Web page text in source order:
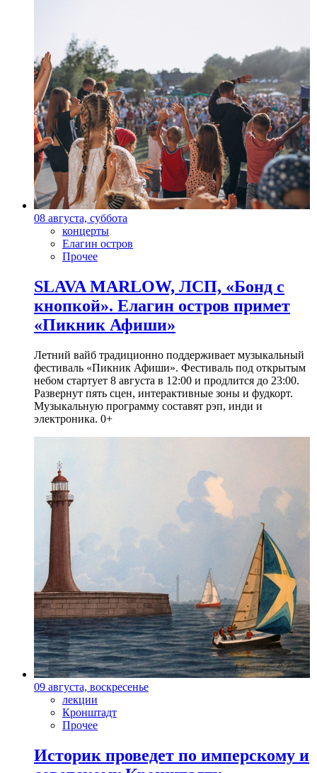
08 августа, суббота
концерты
Елагин остров
Прочее
SLAVA MARLOW, ЛСП, «Бонд с
кнопкой». Елагин остров примет
«Пикник Афиши»
Летний вайб традиционно поддерживает музыкальный
фестиваль «Пикник Афиши». Фестиваль под открытым
небом стартует 8 августа в 12:00 и продлится до 23:00.
Развернут пять сцен, интерактивные зоны и фудкорт.
Музыкальную программу составят рэп, инди и
электроника. 0+
09 августа, воскресенье
лекции
Кронштадт
Прочее
Историк проведет по имперскому и